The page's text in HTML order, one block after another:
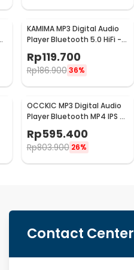
KAMIMA MP3 Digital Audio
Player Bluetooth 5.0 HiFi -
Rp119.700
Rp186.900 36%
OCCKIC MP3 Digital Audio
Player Bluetooth MP4 IPS 4
Rp595.400
Rp803.900 26%
Contact Center